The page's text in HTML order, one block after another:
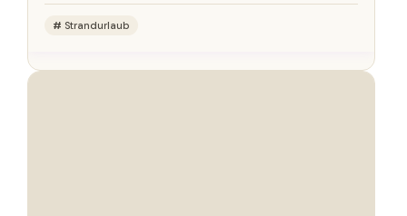
Strandurlaub